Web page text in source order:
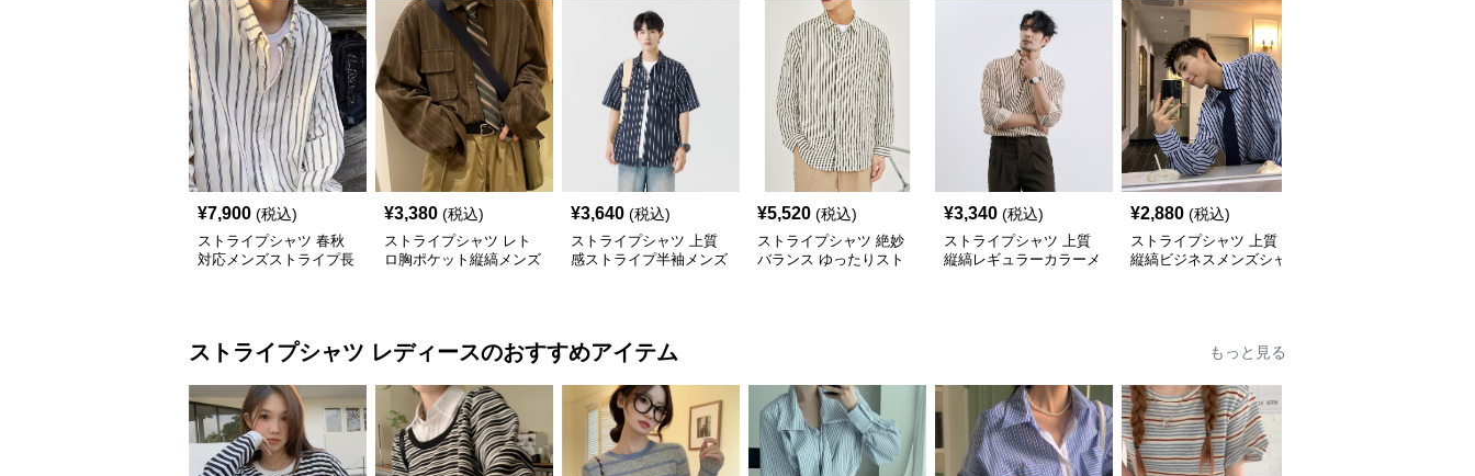
¥7,900 (税込)
ストライプシャツ 春秋
対応メンズストライプ長
¥3,380 (税込)
ストライプシャツ レト
ロ胸ポケット縦縞メンズ
¥3,640 (税込)
ストライプシャツ 上質
感ストライプ半袖メンズ
¥5,520 (税込)
ストライプシャツ 絶妙
バランス ゆったりスト
¥3,340 (税込)
ストライプシャツ 上質
縦縞レギュラーカラーメ
¥2,880 (税込)
ストライプシャツ 上質
縦縞ビジネスメンズシャ
ストライプシャツ レディースのおすすめアイテム もっと見る